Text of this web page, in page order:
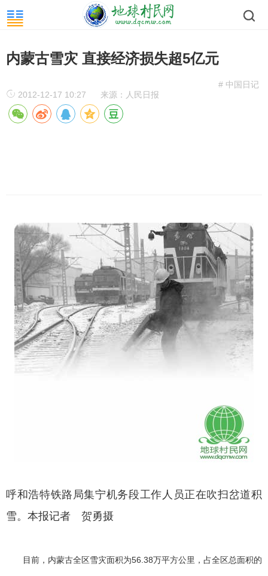
内蒙古雪灾 直接经济损失超5亿元
# 中国日记
2012-12-17 10:27
来源：人民日报
呼和浩特铁路局集宁机务段工作人员正在吹扫岔道积
雪。本报记者 贺勇摄
目前，内蒙古全区雪灾面积为56.38万平方公里，占全区总面积的